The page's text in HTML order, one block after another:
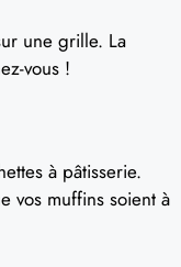
une grille. La
vous !
à pâtisserie.
vos muffins soient à